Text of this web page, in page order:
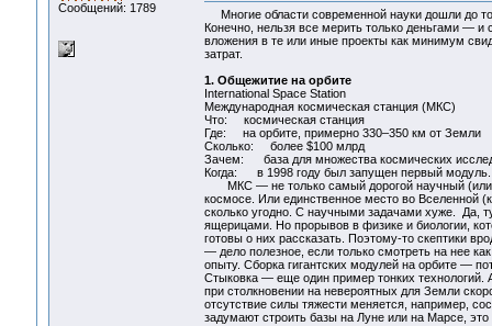
Сообщений: 1789
Многие области современной науки дошли до
Конечно, нельзя все мерить только деньгами —
вложения в те или иные проекты как минимум
затрат.
1. Общежитие на орбите
International Space Station
Международная космическая станция (МКС)
Что: космическая станция
Где: на орбите, примерно 330–350 км от Земли
Сколько: более $100 млрд
Зачем: база для множества космических
Когда: в 1998 году был запущен первый модуль.
МКС — не только самый дорогой научный (или
космосе. Или единственное место во Вселенной
сколько угодно. С научными задачами хуже. Да,
ящерицами. Но прорывов в физике и биологии,
готовы о них рассказать. Поэтому-то скептики
— дело полезное, если только смотреть на нее
опыту. Сборка гигантских модулей на орбите —
Стыковка — еще один пример тонких технологий.
при столкновении на невероятных для Земли
отсутствие силы тяжести меняется, например,
задумают строить базы на Луне или на Марсе, это